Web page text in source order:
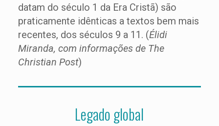
datam do século 1 da Era Cristã) são
praticamente idênticas a textos bem mais
recentes, dos séculos 9 a 11. (Élidi
Miranda, com informações de The
Christian Post)
Legado global